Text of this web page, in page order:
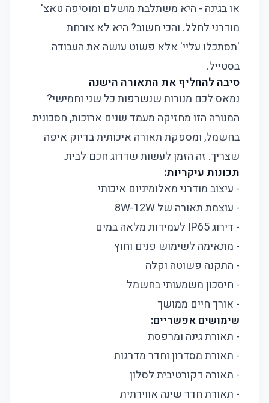
או בגינה - היא משתלבת מושלם ומוסיפה טאצ'
מודרני לחלל. והכי חשוב? היא לא צורחת
'תסתכלו עליי' אלא פשוט עושה את העבודה
בסטייל.
סיבה להחליף את התאורה הישנה
נמאס לכם מנורות שנשרפות כל שני וחמישי?
המנורה הזו מחזיקה מעמד שנים ארוכות, חסכונית
בחשמל, ומספקת תאורה איכותית בדיוק איפה
שצריך. זה הזמן לעשות שדרוג חכם לבית.
תכונות עיקריות:
- עיצוב מודרני מאלומיניום איכותי
- עוצמת תאורה של 8W-12W
- דירוג IP65 לעמידות מלאה במים
- מתאימה לשימוש פנים וחוץ
- התקנה פשוטה וקלה
- חיסכון משמעותי בחשמל
- אורך חיים ממושך
שימושים אפשריים:
- תאורת גינה ומרפסת
- תאורת מסדרון וחדר מדרגות
- תאורה דקורטיבית לסלון
- תאורת חדר שינה אווירתית